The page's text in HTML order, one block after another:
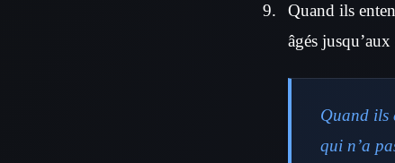
Quand ils
âgés
Quand ils
qui n’a